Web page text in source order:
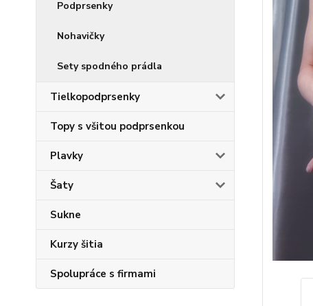
Podprsenky
Nohavičky
Sety spodného prádla
Tielkopodprsenky
Topy s všitou podprsenkou
Plavky
Šaty
Sukne
Kurzy šitia
Spolupráce s firmami